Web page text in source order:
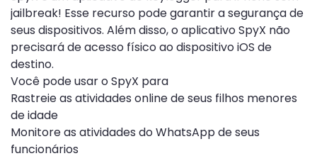
jailbreak! Esse recurso pode garantir a segurança de
seus dispositivos. Além disso, o aplicativo SpyX não
precisará de acesso físico ao dispositivo iOS de
destino.
Você pode usar o SpyX para
Rastreie as atividades online de seus filhos menores
de idade
Monitore as atividades do WhatsApp de seus
funcionários